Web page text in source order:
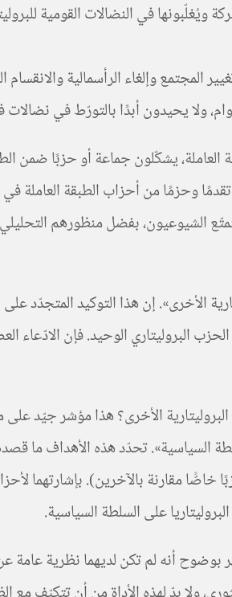
ويُغلّبونها في النضالات القومية
المجتمع وإلغاء الرأسمالية
ولا يحيدون أبدًا بالتورّط في
العاملة، يشكّلون جماعة أو حزبًا ضمن
وحزمًا من أحزاب الطبقة العاملة
الشيوعيون، بفضل منظورهم
الأخرى». إن هذا التوكيد المتجدّد
البروليتاري الوحيد. فإن
الأخرى؟ هذا مؤشر جيّد على
السياسية». تحدّد هذه الأهداف ما
خاصًّا مقارنة بالآخرين). بإشارتهما
على السلطة السياسية.
بوضوح أنه لم تكن لديهما نظرية